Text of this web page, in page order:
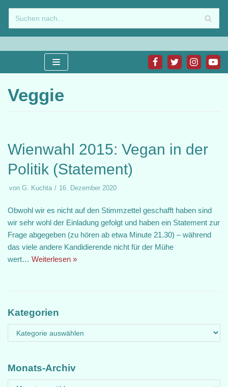
Zum
Inhalt
springen
Veggie
Wienwahl 2015: Vegan in der
Politik (Statement)
von G. Kuchta 16. Dezember 2020
Obwohl wir es nicht auf den Stimmzettel geschafft haben sind
wir sehr wohl der Einladung gefolgt und haben ein Statement zur
Frage abgegeben (zu hören ab etwa Minute 21.30) – während
das viele andere Kandidierende nicht für der Mühe
wert… Weiterlesen »
Kategorien
Monats-Archiv